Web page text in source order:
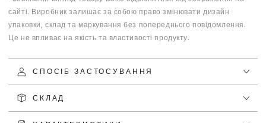
сайті. Виробник залишає за собою право змінювати дизайн
упаковки, склад та маркування без попереднього повідомлення.
Це не впливає на якість та властивості продукту.
СПОСІБ ЗАСТОСУВАННЯ
СКЛАД